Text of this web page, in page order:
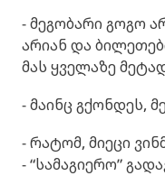
- მეგობარი გოგო
არიან და
მას ყველაზე
- მაინც გქონდეს,
- რატომ, მიეცი
- “სამაგიერო”